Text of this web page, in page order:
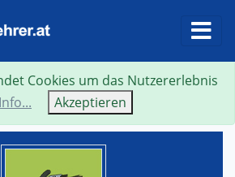
Suche Zurück
Cookies um das Nutzererlebnis
Akzeptieren